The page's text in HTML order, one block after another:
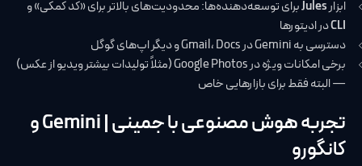
ابزارJulesبرای توسعه‌دهنده‌ها: محدودیت‌های بالاتر برای «کد کمکی» و
CLIدر ادیتورها
دسترسی به Gemini در Gmail، Docs و دیگر اپ‌های گوگل
برخی امکانات ویژه در Google Photos (مثلاً تولیدات بیشتر ویدیو از عکس)
— البته فقط برای بازارهایی خاص
تجربه هوش مصنوعی با جمینی | Gemini و
کانگورو